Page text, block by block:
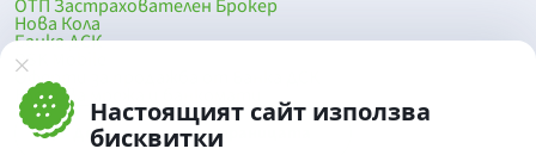
Настоящият сайт използва
бисквитки
ОТП Застрахователен Брокер
Нова Кола
Банка ДСК
DSK Mobile
Оферти за продажба от Банка ДСК
Клонова мрежа и банкомати
До началото на страницата